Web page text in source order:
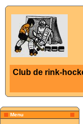
Club de rink-
Menu